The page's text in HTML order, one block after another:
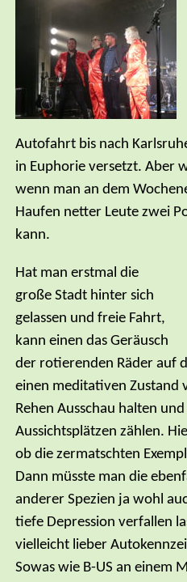
Autofahrt bis nach
in Euphorie versetzt. Aber
wenn man an dem
Haufen netter Leute zwei
kann.
Hat man erstmal die
große Stadt hinter sich
gelassen und freie Fahrt,
kann einen das Geräusch
der rotierenden Räder auf
einen meditativen Zustand
Rehen Ausschau halten
Aussichtsplätzen zählen.
ob die zermatschten
Dann müsste man die
anderer Spezien ja wohl
tiefe Depression verfallen
vielleicht lieber
Sowas wie B-US an einem